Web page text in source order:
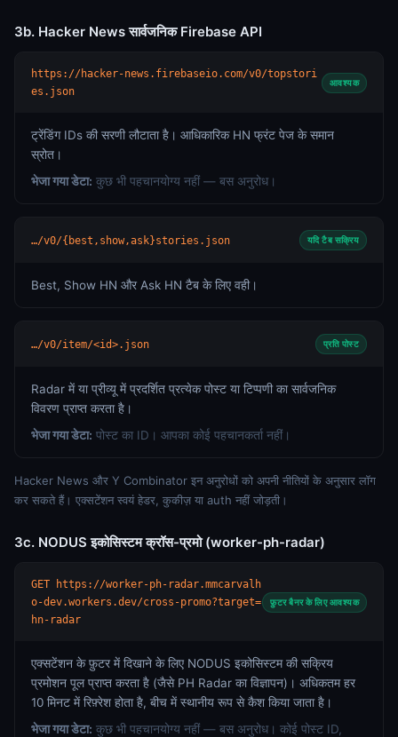
3b. Hacker News सार्वजनिक Firebase API
https://hacker-news.firebaseio.com/v0/topstori
es.json
आवश्यक
ट्रेंडिंग IDs की सरणी लौटाता है। आधिकारिक HN फ्रंट पेज के समान
स्रोत।
भेजा गया डेटा: कुछ भी पहचानयोग्य नहीं — बस अनुरोध।
…/v0/{best,show,ask}stories.json यदि टैब सक्रिय
Best, Show HN और Ask HN टैब के लिए वही।
…/v0/item/<id>.json प्रति पोस्ट
Radar में या प्रीव्यू में प्रदर्शित प्रत्येक पोस्ट या टिप्पणी का सार्वजनिक
विवरण प्राप्त करता है।
भेजा गया डेटा: पोस्ट का ID। आपका कोई पहचानकर्ता नहीं।
Hacker News और Y Combinator इन अनुरोधों को अपनी नीतियों के अनुसार लॉग
कर सकते हैं। एक्सटेंशन स्वयं हेडर, कुकीज़ या auth नहीं जोड़ती।
3c. NODUS इकोसिस्टम क्रॉस-प्रमो (worker-ph-radar)
GET https://worker-ph-radar.mmcarvalh
o-dev.workers.dev/cross-promo?target=
hn-radar
फ़ुटर बैनर के लिए आवश्यक
एक्सटेंशन के फ़ुटर में दिखाने के लिए NODUS इकोसिस्टम की सक्रिय
प्रमोशन पूल प्राप्त करता है (जैसे PH Radar का विज्ञापन)। अधिकतम हर
10 मिनट में रिफ़्रेश होता है, बीच में स्थानीय रूप से कैश किया जाता है।
भेजा गया डेटा: कुछ भी पहचानयोग्य नहीं — बस अनुरोध। कोई पोस्ट ID,